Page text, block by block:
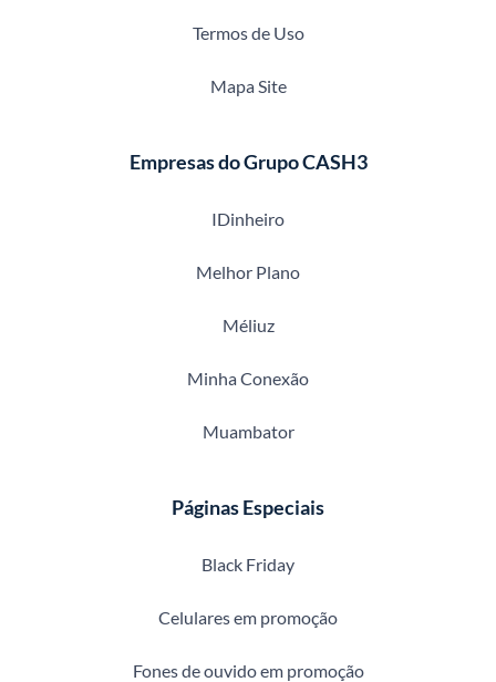
Termos de Uso
Mapa Site
Empresas do Grupo CASH3
IDinheiro
Melhor Plano
Méliuz
Minha Conexão
Muambator
Páginas Especiais
Black Friday
Celulares em promoção
Fones de ouvido em promoção